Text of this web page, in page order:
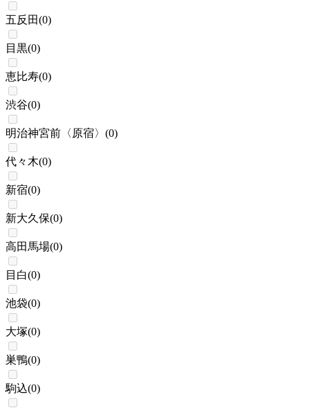
五反田(0)
目黒(0)
恵比寿(0)
渋谷(0)
明治神宮前〈原宿〉 (0)
代々木(0)
新宿(0)
新大久保(0)
高田馬場(0)
目白(0)
池袋(0)
大塚(0)
巣鴨(0)
駒込(0)